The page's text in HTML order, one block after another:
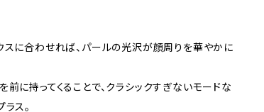
スに合わせれば、パールの光沢が顔周りを華やかに
前に持ってくることで、クラシックすぎないモードな
ス。